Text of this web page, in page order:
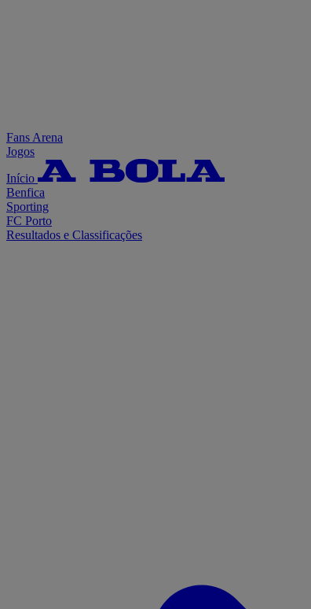
Fans Arena
Jogos
Início
Benfica
Sporting
FC Porto
Resultados e Classificações